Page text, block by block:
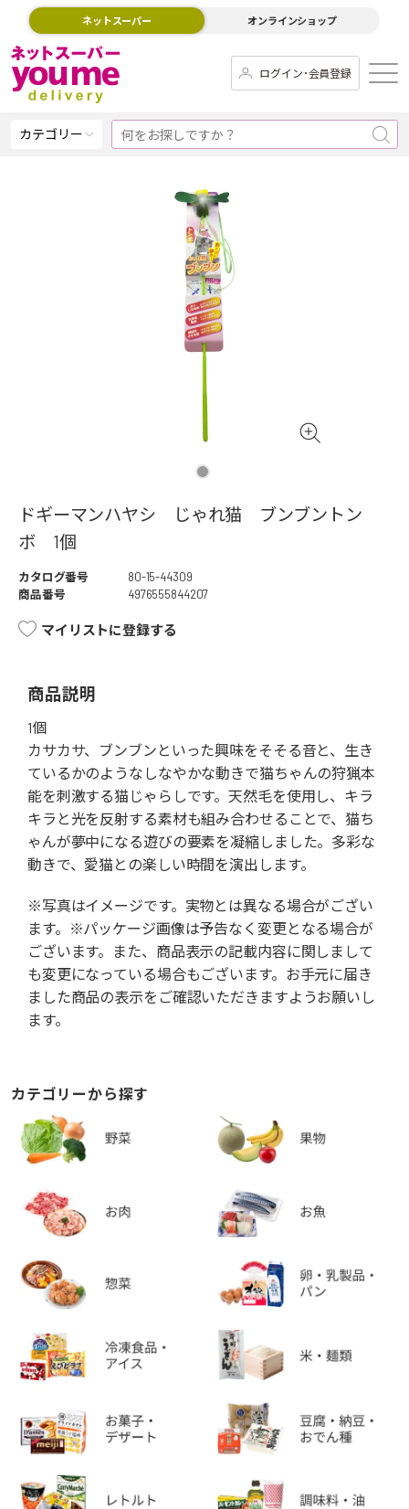
ネットスーパー オンラインショップ
ログイン･会員登録
カテゴリー
ドギーマンハヤシ じゃれ猫 ブンブントン
ボ 1個
カタログ番号
80-15-44309
商品番号
4976555844207
マイリストに登録する
商品説明
1個
カサカサ、ブンブンといった興味をそそる音と、生き
ているかのようなしなやかな動きで猫ちゃんの狩猟本
能を刺激する猫じゃらしです。天然毛を使用し、キラ
キラと光を反射する素材も組み合わせることで、猫ち
ゃんが夢中になる遊びの要素を凝縮しました。多彩な
動きで、愛猫との楽しい時間を演出します。
※写真はイメージです。実物とは異なる場合がござい
ます。※パッケージ画像は予告なく変更となる場合が
ございます。また、商品表示の記載内容に関しまして
も変更になっている場合もございます。お手元に届き
ました商品の表示をご確認いただきますようお願いし
ます。
カテゴリーから探す